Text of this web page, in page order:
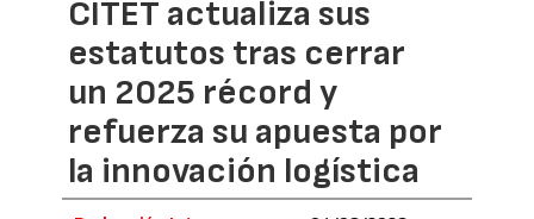
CITET actualiza sus
estatutos tras cerrar
un 2025 récord y
refuerza su apuesta por
la innovación logística